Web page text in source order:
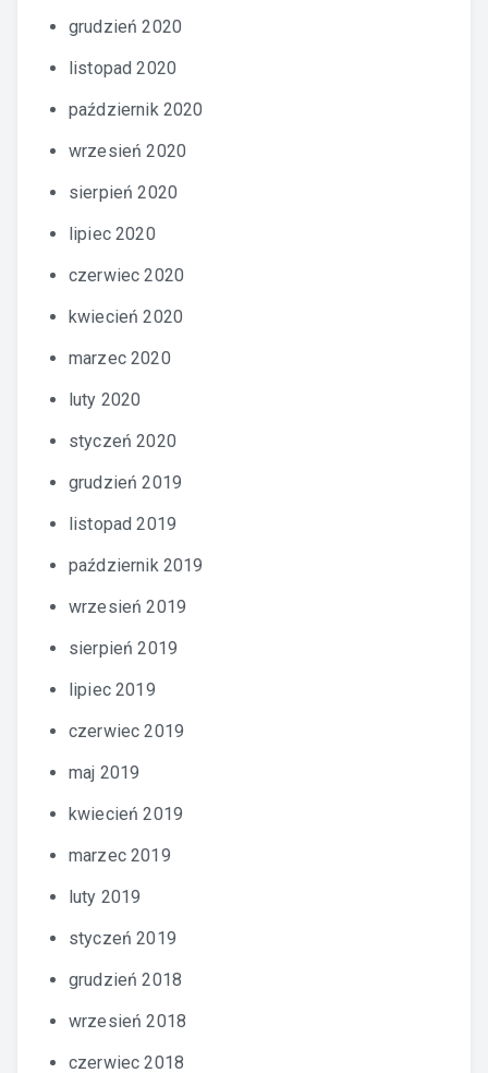
grudzień 2020
listopad 2020
październik 2020
wrzesień 2020
sierpień 2020
lipiec 2020
czerwiec 2020
kwiecień 2020
marzec 2020
luty 2020
styczeń 2020
grudzień 2019
listopad 2019
październik 2019
wrzesień 2019
sierpień 2019
lipiec 2019
czerwiec 2019
maj 2019
kwiecień 2019
marzec 2019
luty 2019
styczeń 2019
grudzień 2018
wrzesień 2018
czerwiec 2018